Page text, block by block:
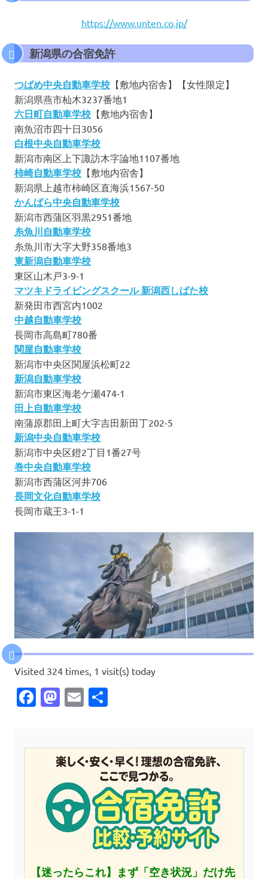
https://www.unten.co.jp/
新潟県の合宿免許
つばめ中央自動車学校 【敷地内宿舎】【女性限定】
新潟県燕市杣木3237番地1
六日町自動車学校 【敷地内宿舎】
南魚沼市四十日3056
白根中央自動車学校
新潟市南区上下諏訪木字論地1107番地
柿崎自動車学校 【敷地内宿舎】
新潟県上越市柿崎区直海浜1567-50
かんばら中央自動車学校
新潟市西蒲区羽黒2951番地
糸魚川自動車学校
糸魚川市大字大野358番地3
東新潟自動車学校
東区山木戸3-9-1
マツキドライビングスクール 新潟西しばた校
新発田市西宮内1002
中越自動車学校
長岡市高島町780番
関屋自動車学校
新潟市中央区関屋浜松町22
新潟自動車学校
新潟市東区海老ケ瀬474-1
田上自動車学校
南蒲原郡田上町大字吉田新田丁202-5
新潟中央自動車学校
新潟市中央区鐙2丁目1番27号
巻中央自動車学校
新潟市西蒲区河井706
長岡文化自動車学校
長岡市蔵王3-1-1
Visited 324 times, 1 visit(s) today
Facebook
Mastodon
Email
【迷ったらこれ】
まず「空き状況」だけ先